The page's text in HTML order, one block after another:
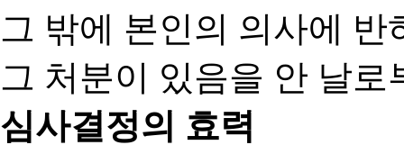
그 밖에 본인의 의사에
그 처분이 있음을 안 날로
심사결정의 효력